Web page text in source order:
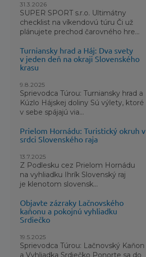
31.3.2026
SUPER SPORT s.r.o. Ultimátny
checklist na víkendovú túru Či už
plánujete prechod čarovného hre...
Turniansky hrad a Háj: Dva svety
v jeden deň na okraji Slovenského
krasu
9.8.2025
Sprievodca Túrou: Turniansky hrad a
Kúzlo Hájskej doliny Sú výlety, ktoré
v sebe spájajú via...
Prielom Hornádu: Turistický okruh v
srdci Slovenského raja
13.7.2025
Z Podlesku cez Prielom Hornádu
na vyhliadku Ihrík Slovenský raj
je klenotom slovensk...
Objavte zázraky Lačnovského
kaňonu a pokojnú vyhliadku
Srdiečko
19.5.2025
Sprievodca Túrou: Lačnovský Kaňon
a Vyhliadka Srdiečko Ponorte sa do